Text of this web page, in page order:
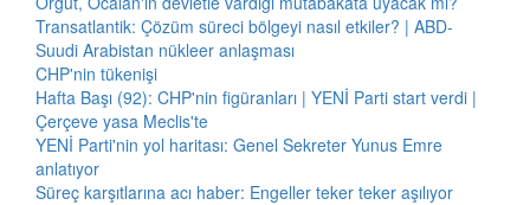
Transatlantik: Çözüm süreci bölgeyi nasıl etkiler? | ABD-
Suudi Arabistan nükleer anlaşması
CHP'nin tükenişi
Hafta Başı (92): CHP'nin figüranları | YENİ Parti start verdi |
Çerçeve yasa Meclis'te
YENİ Parti'nin yol haritası: Genel Sekreter Yunus Emre
anlatıyor
Süreç karşıtlarına acı haber: Engeller teker teker aşılıyor